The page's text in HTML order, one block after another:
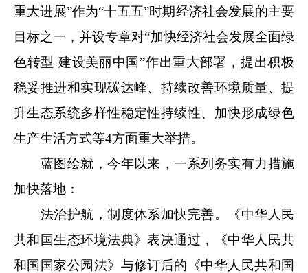
重大进展”作为“十五五”时期经济社会发展的主要
目标之一，并设专章对“加快经济社会发展全面绿
色转型 建设美丽中国”作出重大部署，提出积极
稳妥推进和实现碳达峰、持续改善环境质量、提
升生态系统多样性稳定性持续性、加快形成绿色
生产生活方式等4方面重大举措。
蓝图绘就，今年以来，一系列务实有力措施
加快落地：
法治护航，制度体系加快完善。《中华人民
共和国生态环境法典》表决通过，《中华人民共
和国国家公园法》与修订后的《中华人民共和国